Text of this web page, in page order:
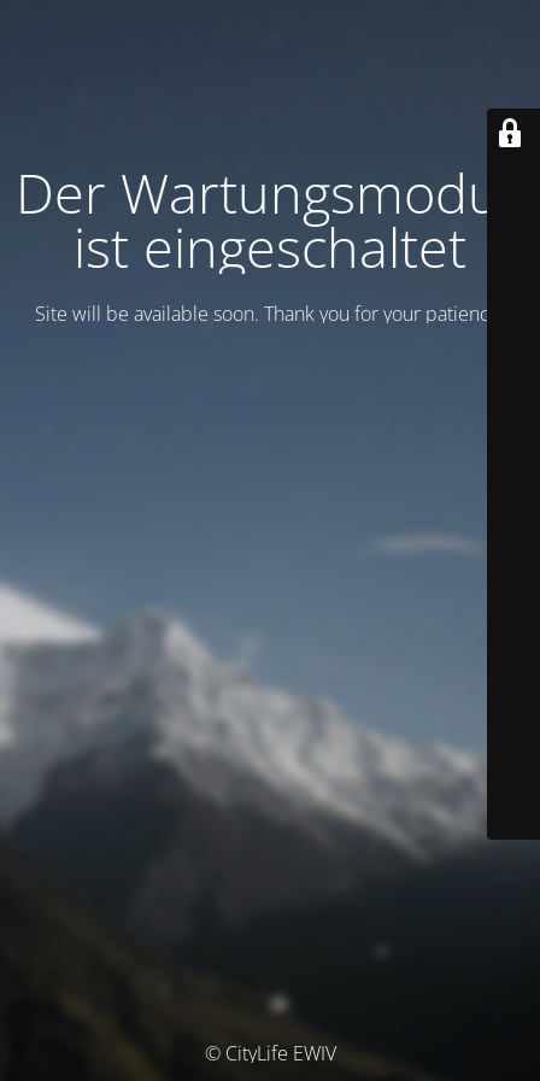
Der Wartungsmodus
ist eingeschaltet
Site will be available soon. Thank you for your patience!
© CityLife EWIV